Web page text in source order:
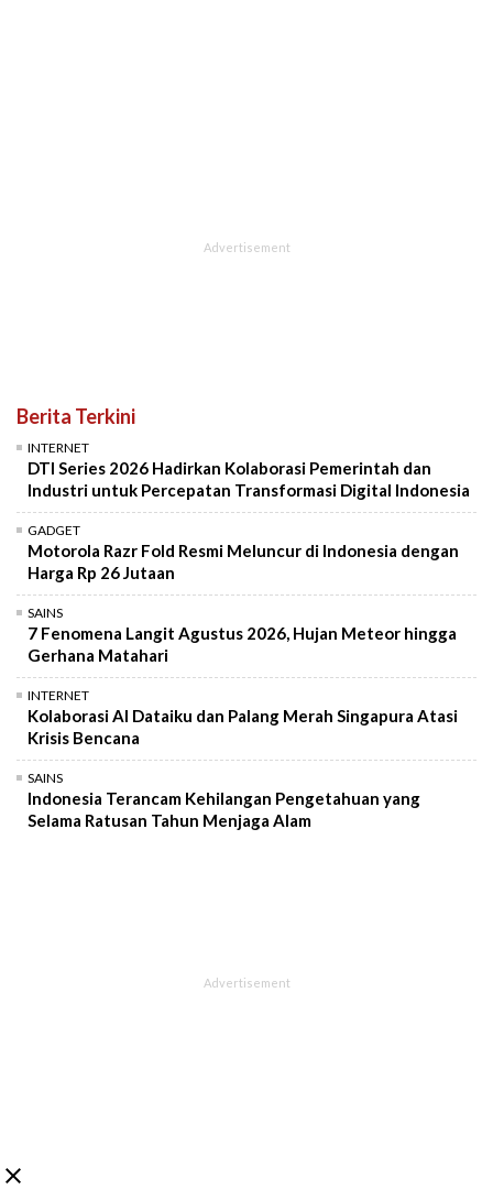
Berita Terkini
INTERNET
DTI Series 2026 Hadirkan Kolaborasi Pemerintah dan
Industri untuk Percepatan Transformasi Digital Indonesia
GADGET
Motorola Razr Fold Resmi Meluncur di Indonesia dengan
Harga Rp 26 Jutaan
SAINS
7 Fenomena Langit Agustus 2026, Hujan Meteor hingga
Gerhana Matahari
INTERNET
Kolaborasi AI Dataiku dan Palang Merah Singapura Atasi
Krisis Bencana
SAINS
Indonesia Terancam Kehilangan Pengetahuan yang
Selama Ratusan Tahun Menjaga Alam
